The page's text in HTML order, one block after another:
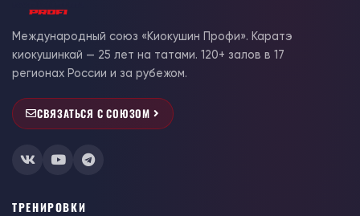
Международный союз «Киокушин Профи». Каратэ
киокушинкай — 25 лет на татами. 120+ залов в 17
регионах России и за рубежом.
СВЯЗАТЬСЯ С СОЮЗОМ
ТРЕНИРОВКИ